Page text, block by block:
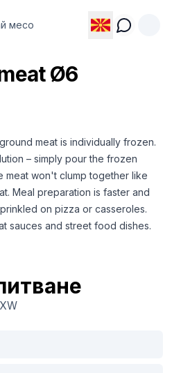
месо
Ø6
meat is individually frozen.
– simply pour the frozen
meat won't clump together like
Meal preparation is faster and
on pizza or casseroles.
sauces and street food dishes.